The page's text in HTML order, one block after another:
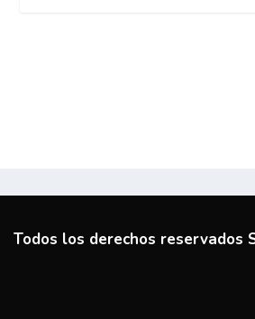
Todos los derechos reservados